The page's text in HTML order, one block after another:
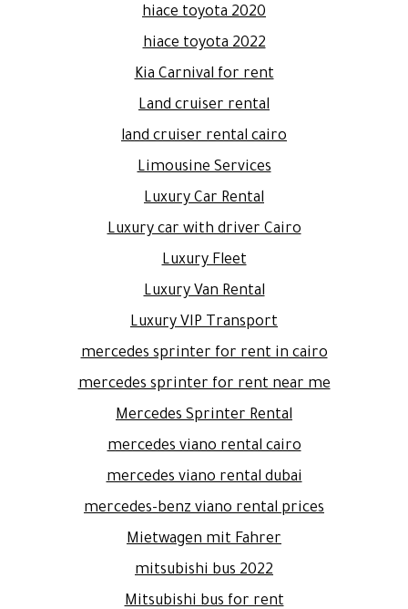
hiace toyota 2020
hiace toyota 2022
Kia Carnival for rent
Land cruiser rental
land cruiser rental cairo
Limousine Services
Luxury Car Rental
Luxury car with driver Cairo
Luxury Fleet
Luxury Van Rental
Luxury VIP Transport
mercedes sprinter for rent in cairo
mercedes sprinter for rent near me
Mercedes Sprinter Rental
mercedes viano rental cairo
mercedes viano rental dubai
mercedes-benz viano rental prices
Mietwagen mit Fahrer
mitsubishi bus 2022
Mitsubishi bus for rent